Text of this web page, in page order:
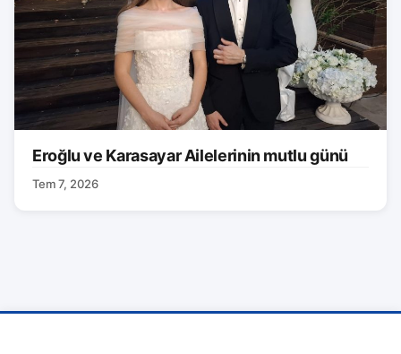
Eroğlu ve Karasayar Ailelerinin mutlu günü
Tem 7, 2026